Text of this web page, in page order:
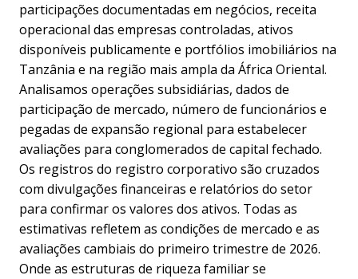
participações documentadas em negócios, receita
operacional das empresas controladas, ativos
disponíveis publicamente e portfólios imobiliários na
Tanzânia e na região mais ampla da África Oriental.
Analisamos operações subsidiárias, dados de
participação de mercado, número de funcionários e
pegadas de expansão regional para estabelecer
avaliações para conglomerados de capital fechado.
Os registros do registro corporativo são cruzados
com divulgações financeiras e relatórios do setor
para confirmar os valores dos ativos. Todas as
estimativas refletem as condições de mercado e as
avaliações cambiais do primeiro trimestre de 2026.
Onde as estruturas de riqueza familiar se